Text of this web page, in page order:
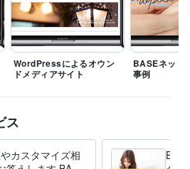
ツール
ト:5年Google スプレッドシート:10年
ドキュメント:10年BASE:5年
STORES:1年カラーミーショップ:2年
Search Console:10年
ネットショップ等のWebサイト制作
ECサイト ブログ
WordPress
WordPressによるオウン
ドメディアサイト
BASEネット
事例
ス
カスタマイズ相